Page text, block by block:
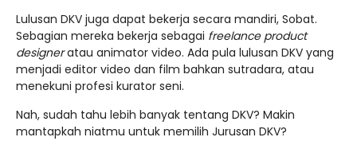
Lulusan DKV juga dapat bekerja secara mandiri, Sobat.
Sebagian mereka bekerja sebagai freelance product
designeratau animator video. Ada pula lulusan DKV yang
menjadi editor video dan film bahkan sutradara, atau
menekuni profesi kurator seni.
Nah, sudah tahu lebih banyak tentang DKV? Makin
mantapkah niatmu untuk memilih Jurusan DKV?